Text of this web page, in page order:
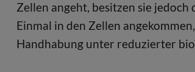
Zellen angeht, besitzen sie
Einmal in den Zellen
Handhabung unter reduzierter